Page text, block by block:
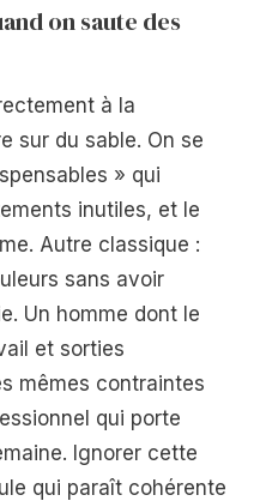
on saute des
à la
sur du sable. On se
» qui
inutiles, et le
Autre classique :
sans avoir
Un homme dont le
et sorties
mêmes contraintes
qui porte
Ignorer cette
qui paraît cohérente